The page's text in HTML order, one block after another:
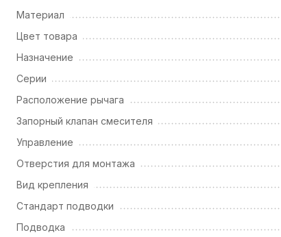
Материал
Цвет товара
Назначение
Серии
Расположение рычага
Запорный клапан смесителя
Управление
Отверстия для монтажа
Вид крепления
Стандарт подводки
Подводка